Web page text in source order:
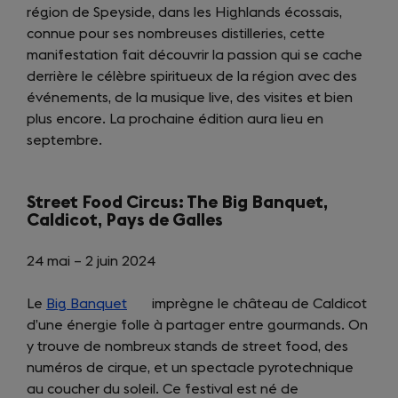
new
tab)
région de Speyside, dans les Highlands écossais,
connue pour ses nombreuses distilleries, cette
manifestation fait découvrir la passion qui se cache
derrière le célèbre spiritueux de la région avec des
événements, de la musique live, des visites et bien
plus encore. La prochaine édition aura lieu en
septembre.
Street Food Circus: The Big Banquet,
Caldicot, Pays de Galles
24 mai – 2 juin 2024
Le Big Banquet (opens
in
a
new
tab)
imprègne le château de Caldicot
d’une énergie folle à partager entre gourmands. On
y trouve de nombreux stands de street food, des
numéros de cirque, et un spectacle pyrotechnique
au coucher du soleil. Ce festival est né de